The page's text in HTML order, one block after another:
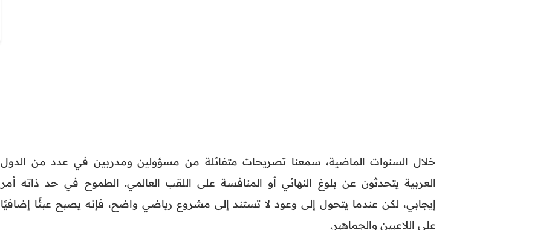
خلال السنوات الماضية، سمعنا تصريحات متفائلة من مسؤولين ومدربين في عدد من الدول
العربية يتحدثون عن بلوغ النهائي أو المنافسة على اللقب العالمي. الطموح في حد ذاته أمر
إيجابي، لكن عندما يتحول إلى وعود لا تستند إلى مشروع رياضي واضح، فإنه يصبح عبئًا إضافيًا
على اللاعبين والجماهير.